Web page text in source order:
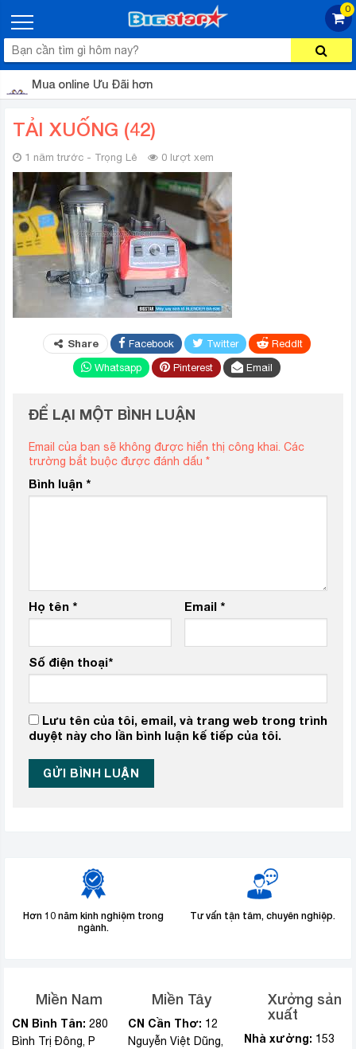
0
Mua online Ưu Đãi hơn
TẢI XUỐNG (42)
1 năm trước - Trọng Lê 0 lượt xem
Share Facebook Twitter
ReddIt
Whatsapp
Pinterest Email
ĐỂ LẠI MỘT BÌNH LUẬN
Email của bạn sẽ không được hiển thị công khai. Các
trường bắt buộc được đánh dấu *
Bình luận *
Họ tên * Email *
Số điện thoại*
Lưu tên của tôi, email, và trang web trong trình
duyệt này cho lần bình luận kế tiếp của tôi.
Hơn 10 năm kinh nghiệm trong
ngành.
Tư vấn tận tâm, chuyên nghiệp.
Miền Nam
CN Bình Tân: 280
Bình Trị Đông, P
Miền Tây
CN Cần Thơ: 12
Nguyễn Việt Dũng,
Xưởng sản
xuất
Nhà xưởng: 153